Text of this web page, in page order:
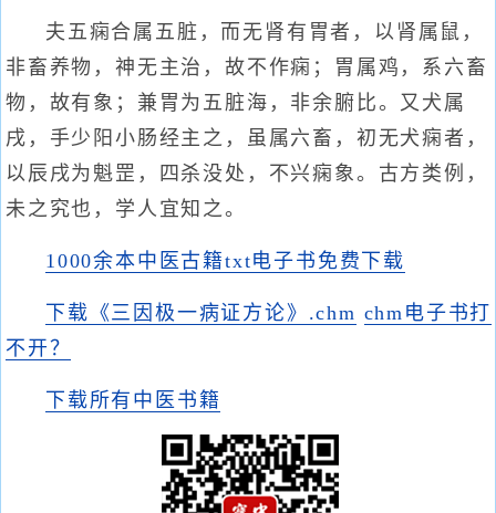
夫五痫合属五脏，而无肾有胃者，以肾属鼠，
非畜养物，神无主治，故不作痫；胃属鸡，系六畜
物，故有象；兼胃为五脏海，非余腑比。又犬属
戌，手少阳小肠经主之，虽属六畜，初无犬痫者，
以辰戌为魁罡，四杀没处，不兴痫象。古方类例，
未之究也，学人宜知之。
1000余本中医古籍txt电子书免费下载
下载《三因极一病证方论》.chm chm电子书打
不开？
下载所有中医书籍